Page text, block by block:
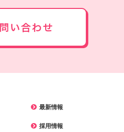
最新情報
採用情報